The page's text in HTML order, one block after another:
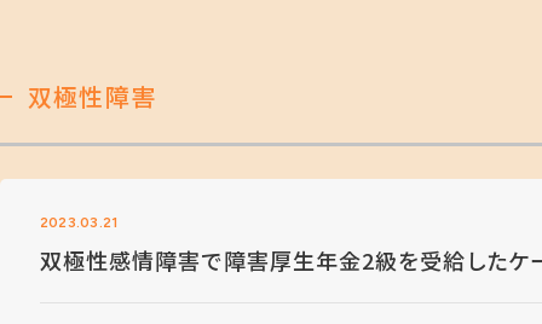
双極性障害
2023.03.21
双極性感情障害で障害厚生年金2級を受給したケ